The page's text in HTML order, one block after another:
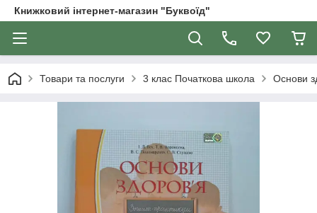
Книжковий інтернет-магазин "Буквоїд"
Товари та послуги 3 клас Початкова школа Основи